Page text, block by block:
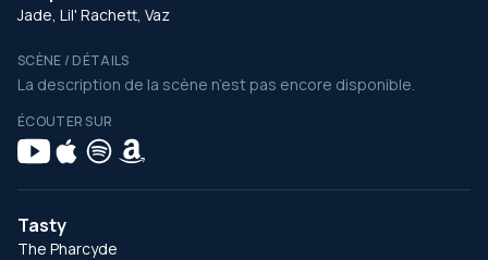
Jade, Lil' Rachett, Vaz
SCÈNE / DÉTAILS
La description de la scène n’est pas encore disponible.
ÉCOUTER SUR
Tasty
The Pharcyde